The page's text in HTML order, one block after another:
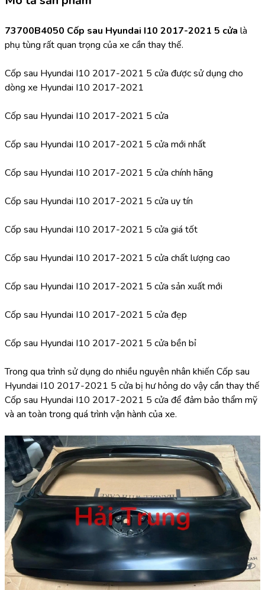
73700B4050 Cốp sau Hyundai I10 2017-2021 5 cửa là
phụ tùng rất quan trọng của xe cần thay thế.
Cốp sau Hyundai I10 2017-2021 5 cửa được sử dụng cho
dòng xe Hyundai I10 2017-2021
Cốp sau Hyundai I10 2017-2021 5 cửa
Cốp sau Hyundai I10 2017-2021 5 cửa mới nhất
Cốp sau Hyundai I10 2017-2021 5 cửa chính hãng
Cốp sau Hyundai I10 2017-2021 5 cửa uy tín
Cốp sau Hyundai I10 2017-2021 5 cửa giá tốt
Cốp sau Hyundai I10 2017-2021 5 cửa chất lượng cao
Cốp sau Hyundai I10 2017-2021 5 cửa sản xuất mới
Cốp sau Hyundai I10 2017-2021 5 cửa đẹp
Cốp sau Hyundai I10 2017-2021 5 cửa bền bỉ
Trong qua trình sử dụng do nhiều nguyên nhân khiến Cốp sau
Hyundai I10 2017-2021 5 cửa bị hư hỏng do vậy cần thay thế
Cốp sau Hyundai I10 2017-2021 5 cửa để đảm bảo thẩm mỹ
và an toàn trong quá trình vận hành của xe.